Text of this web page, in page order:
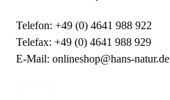
Telefon: +49 (0) 4641 988 922
Telefax: +49 (0) 4641 988 929
E-Mail: onlineshop@hans-natur.de